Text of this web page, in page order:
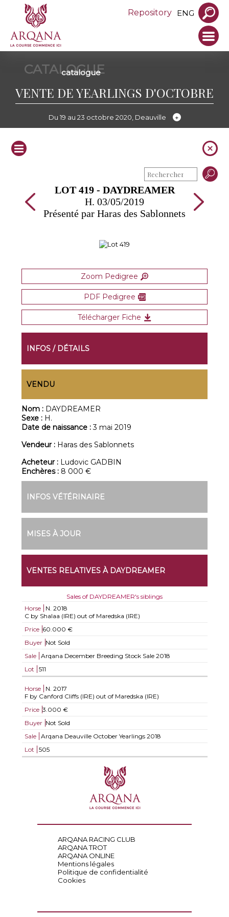
Repository ENG
CATALOGUE
catalogue
VENTE DE YEARLINGS D'OCTOBRE
Du 19 au 23 octobre 2020, Deauville
LOT 419 - DAYDREAMER
H. 03/05/2019
Présenté par Haras des Sablonnets
Zoom Pedigree
PDF Pedigree
Télécharger Fiche
INFOS / DÉTAILS
VENDU
Nom : DAYDREAMER
Sexe : H.
Date de naissance :3 mai 2019
Vendeur : Haras des Sablonnets
Acheteur : Ludovic GADBIN
Enchères : 8 000 €
INFOS VÉTÉRINAIRE
MISES À JOUR
VENTES RELATIVES À DAYDREAMER
Sales of DAYDREAMER's siblings
Horse
N. 2018
C by Shalaa (IRE) out of Maredska (IRE)
Price 60.000 €
Buyer Not Sold
Sale
Arqana December Breeding Stock Sale 2018
Lot
511
Horse N. 2017
F by Canford Cliffs (IRE) out of Maredska (IRE)
Price 3.000 €
Buyer Not Sold
Sale
Arqana Deauville October Yearlings 2018
Lot
505
ARQANA RACING CLUB
ARQANA TROT
ARQANA ONLINE
Mentions légales
Politique de confidentialité
Cookies